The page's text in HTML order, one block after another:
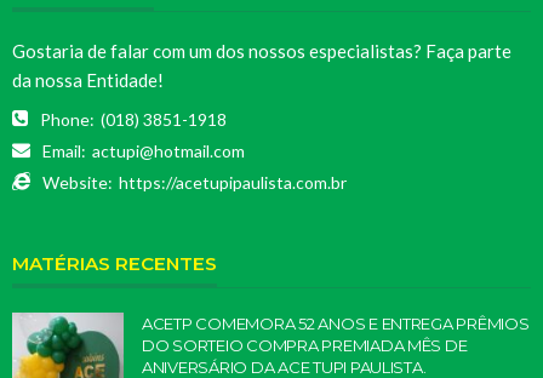
Gostaria de falar com um dos nossos especialistas? Faça parte
da nossa Entidade!
Phone: (018) 3851-1918
Email: actupi@hotmail.com
Website: https://acetupipaulista.com.br
MATÉRIAS RECENTES
ACETP COMEMORA 52 ANOS E ENTREGA PRÊMIOS
DO SORTEIO COMPRA PREMIADA MÊS DE
ANIVERSÁRIO DA ACE TUPI PAULISTA.